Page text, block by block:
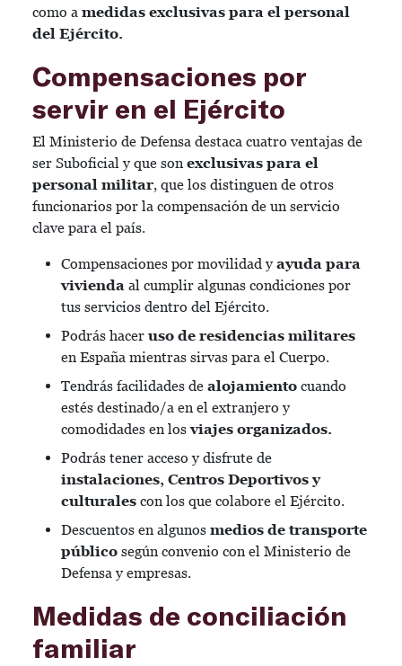
como a medidas exclusivas para el personal
del Ejército.
Compensaciones por
servir en el Ejército
El Ministerio de Defensa destaca cuatro ventajas de
ser Suboficial y que son exclusivas para el
personal militar, que los distinguen de otros
funcionarios por la compensación de un servicio
clave para el país.
Compensaciones por movilidad y ayuda para
vivienda al cumplir algunas condiciones por
tus servicios dentro del Ejército.
Podrás hacer uso de residencias militares
en España mientras sirvas para el Cuerpo.
Tendrás facilidades de alojamiento cuando
estés destinado/a en el extranjero y
comodidades en losviajes organizados.
Podrás tener acceso y disfrute de
instalaciones, Centros Deportivos y
culturales con los que colabore el Ejército.
Descuentos en algunos medios de transporte
público según convenio con el Ministerio de
Defensa y empresas.
Medidas de conciliación
familiar